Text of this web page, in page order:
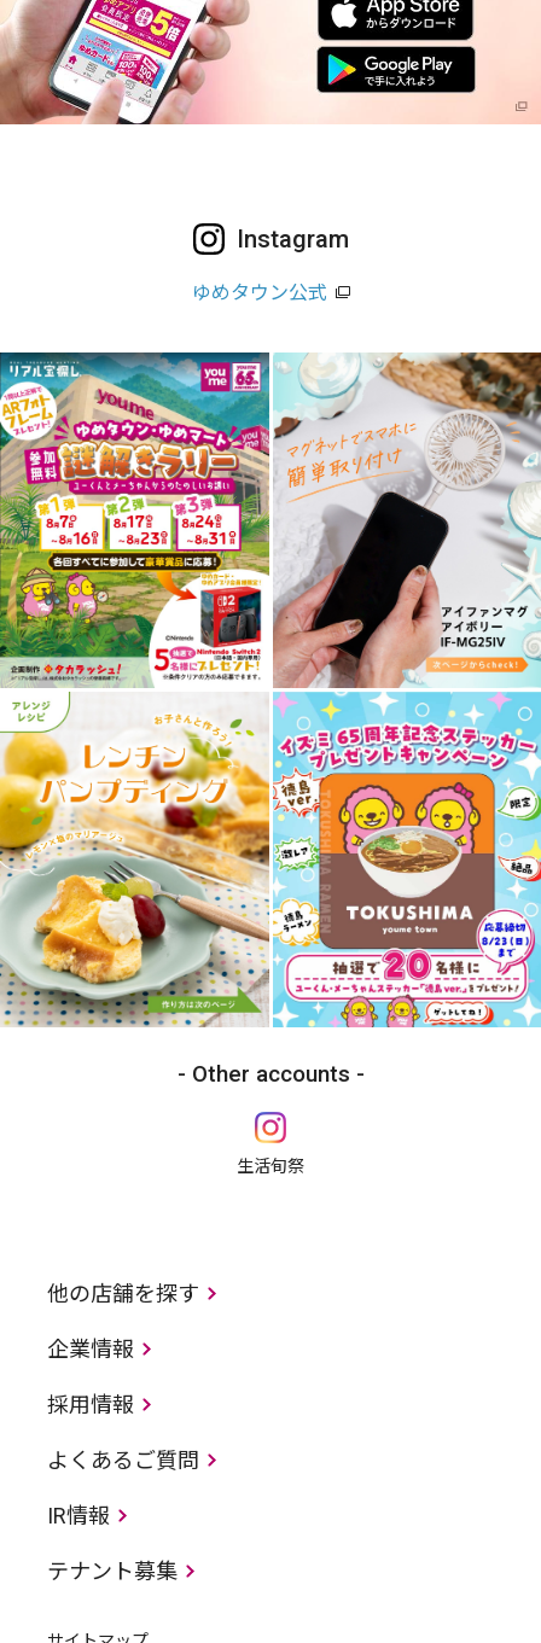
Instagram
ゆめタウン公式
Other accounts
生活旬祭
他の店舗を探す
企業情報
採用情報
よくあるご質問
IR情報
テナント募集